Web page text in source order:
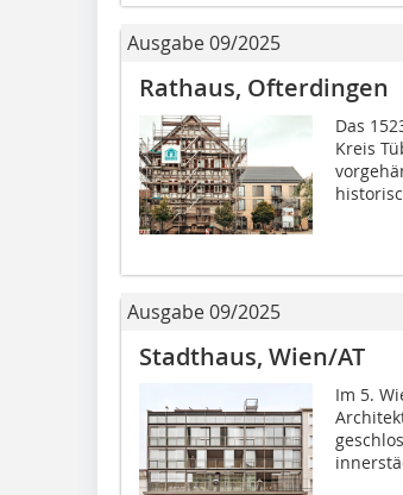
Ausgabe 09/2025
Rathaus, Ofterdingen
Das
Kreis
Ausgabe 09/2025
Stadthaus, Wien/AT
Im 5.